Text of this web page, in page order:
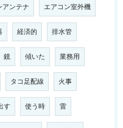
アンテナ エアコン室外機
経済的 排水管
鏡 傾いた 業務用
タコ足配線 火事
す 使う時 雷